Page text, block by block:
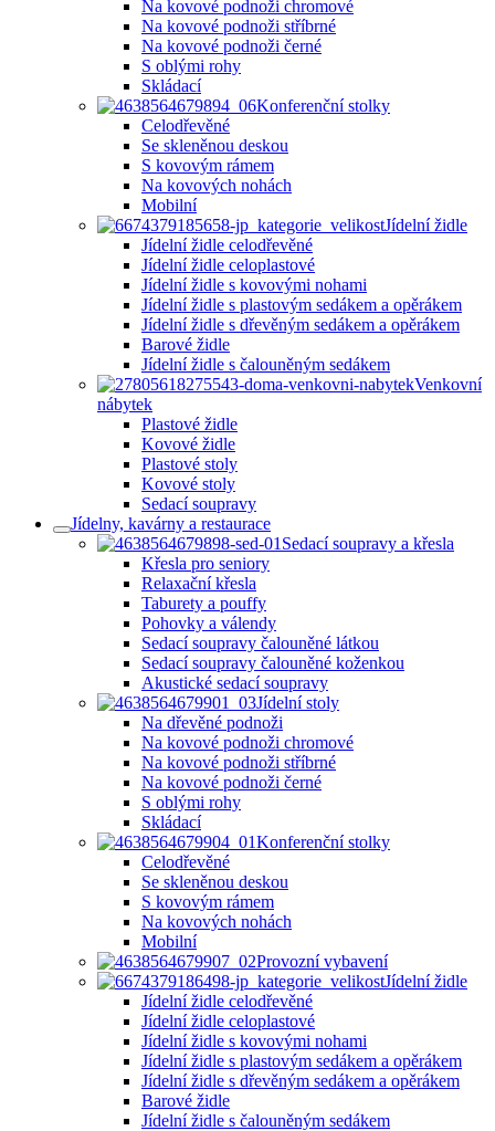
Na kovové podnoži chromové
Na kovové podnoži stříbrné
Na kovové podnoži černé
S oblými rohy
Skládací
Konferenční stolky
Celodřevěné
Se skleněnou deskou
S kovovým rámem
Na kovových nohách
Mobilní
Jídelní židle
Jídelní židle celodřevěné
Jídelní židle celoplastové
Jídelní židle s kovovými nohami
Jídelní židle s plastovým sedákem a opěrákem
Jídelní židle s dřevěným sedákem a opěrákem
Barové židle
Jídelní židle s čalouněným sedákem
Venkovní
nábytek
Plastové židle
Kovové židle
Plastové stoly
Kovové stoly
Sedací soupravy
Jídelny, kavárny a restaurace
Sedací soupravy a křesla
Křesla pro seniory
Relaxační křesla
Taburety a pouffy
Pohovky a válendy
Sedací soupravy čalouněné látkou
Sedací soupravy čalouněné koženkou
Akustické sedací soupravy
Jídelní stoly
Na dřevěné podnoži
Na kovové podnoži chromové
Na kovové podnoži stříbrné
Na kovové podnoži černé
S oblými rohy
Skládací
Konferenční stolky
Celodřevěné
Se skleněnou deskou
S kovovým rámem
Na kovových nohách
Mobilní
Provozní vybavení
Jídelní židle
Jídelní židle celodřevěné
Jídelní židle celoplastové
Jídelní židle s kovovými nohami
Jídelní židle s plastovým sedákem a opěrákem
Jídelní židle s dřevěným sedákem a opěrákem
Barové židle
Jídelní židle s čalouněným sedákem